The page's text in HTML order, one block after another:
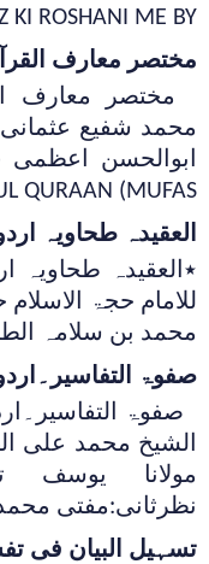
KI ROSHANI ME BY...
مختصر معارف
مختصر معارف
محمد شفیع عثمانی
QURAAN (MUFAS...
العقیدہ طحاویہ
٭العقیدہ طحاویہ
للامام حجۃ
محمد بن سلامہ
صفوۃ التفاسیر۔اردو
صفوۃ
الشیخ محمد علی
مولانا یوسف
نظرثانی:مفتی
تسہیل البیان فی